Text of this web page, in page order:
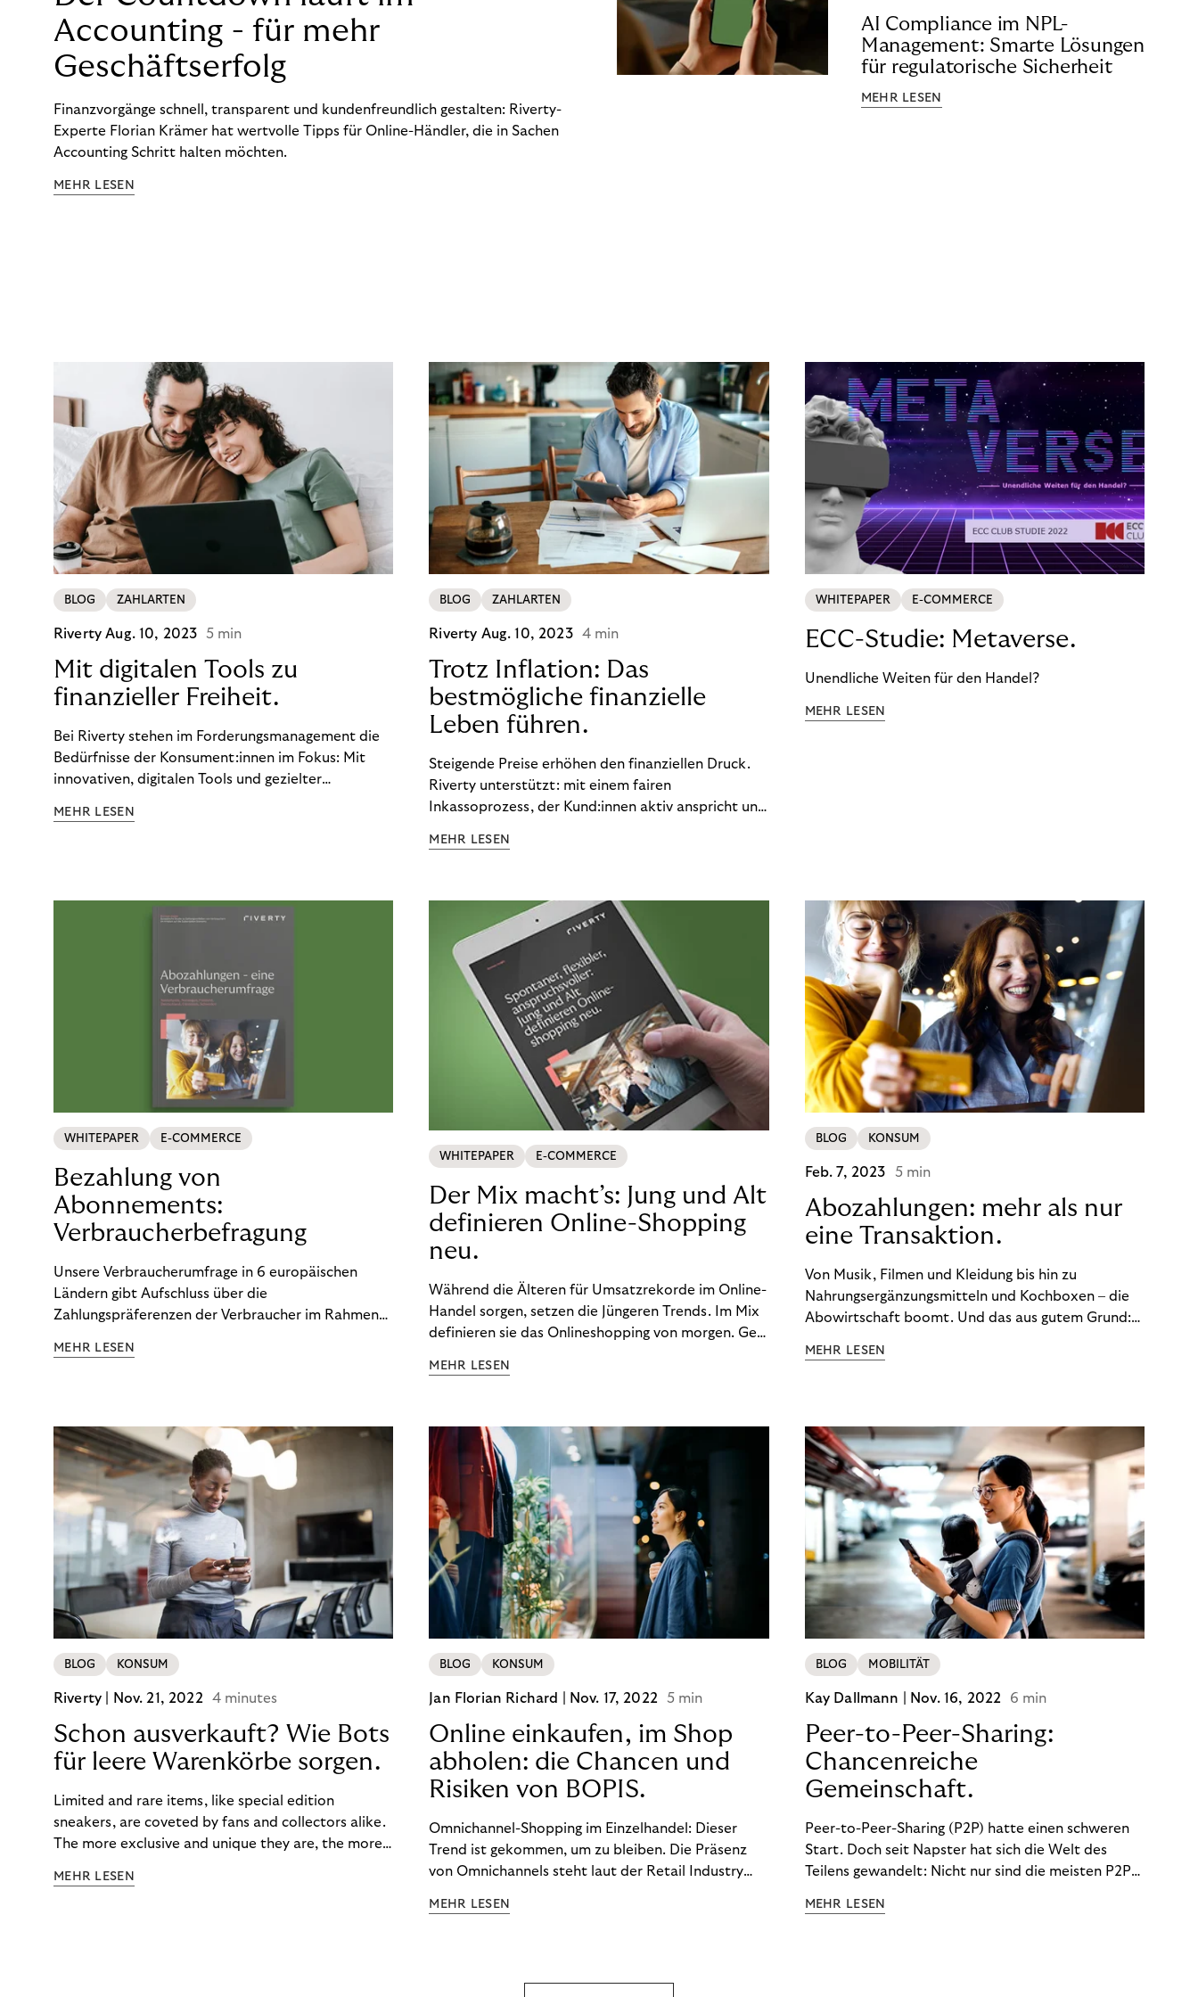
Accounting - für mehr
Geschäftserfolg
Finanzvorgänge schnell, transparent und kundenfreundlich gestalten: Riverty-
Experte Florian Krämer hat wertvolle Tipps für Online-Händler, die in Sachen
Accounting Schritt halten möchten.
MEHR LESEN
AI Compliance im NPL-
Management: Smarte Lösungen
für regulatorische Sicherheit
MEHR LESEN
BLOG ZAHLARTEN
RivertyAug. 10, 2023 5 min
Mit digitalen Tools zu
finanzieller Freiheit.
Bei Riverty stehen im Forderungsmanagement die
Bedürfnisse der Konsument:innen im Fokus: Mit
innovativen, digitalen Tools und gezielter
ein Leben in finanzieller Freiheit zu führen. So
MEHR LESEN
BLOG ZAHLARTEN
Riverty Aug. 10, 2023 4 min
Trotz Inflation: Das
bestmögliche finanzielle
Leben führen.
Steigende Preise erhöhen den finanziellen Druck.
Riverty unterstützt: mit einem fairen
Inkassoprozess, der Kund:innen aktiv anspricht und
Finanzbildung ermöglicht. So bleiben Menschen
Unternehmen.
MEHR LESEN
WHITEPAPER E-COMMERCE
ECC-Studie: Metaverse.
Unendliche Weiten für den Handel?
MEHR LESEN
WHITEPAPER E-COMMERCE
Bezahlung von
Abonnements:
Verbraucherbefragung
Unsere Verbraucherumfrage in 6 europäischen
Ländern gibt Aufschluss über die
Zahlungspräferenzen der Verbraucher im Rahmen
Ergebnisse, um zu erfahren, wie Sie
MEHR LESEN
WHITEPAPER E-COMMERCE
Der Mix macht’s: Jung und Alt
definieren Online-Shopping
neu.
Während die Älteren für Umsatzrekorde im Online-
Handel sorgen, setzen die Jüngeren Trends. Im Mix
definieren sie das Onlineshopping von morgen. Gen
gemeinsame Leidenschaft - allerdings
angeschaut.
MEHR LESEN
BLOG KONSUM
Feb. 7, 2023 5 min
Abozahlungen: mehr als nur
eine Transaktion.
Von Musik, Filmen und Kleidung bis hin zu
Nahrungsergänzungsmitteln und Kochboxen – die
Abowirtschaft boomt. Und das aus gutem Grund:
wünschen. Sie ermöglichen es uns, Produkte und
das Potenzial von Abonnements schon für sich
entdeckt. Und das neue Geschäftsmodell rentiert
sich. Doch was genau können Sie tun, um
Abozahlungen für Ihren Erfolg zu nutzen?
MEHR LESEN
BLOG KONSUM
Riverty | Nov. 21, 2022 4 minutes
Schon ausverkauft? Wie Bots
für leere Warenkörbe sorgen.
Limited and rare items, like special edition
sneakers, are coveted by fans and collectors alike.
The more exclusive and unique they are, the more
industry uses artificial scarcity, also known as a
MEHR LESEN
BLOG KONSUM
Jan Florian Richard | Nov. 17, 2022 5 min
Online einkaufen, im Shop
abholen: die Chancen und
Risiken von BOPIS.
Omnichannel-Shopping im Einzelhandel: Dieser
Trend ist gekommen, um zu bleiben. Die Präsenz
von Omnichannels steht laut der Retail Industry
nicht mehr verzichtet werden kann. Ein fester
MEHR LESEN
BLOG MOBILITÄT
Kay Dallmann | Nov. 16, 2022 6 min
Peer-to-Peer-Sharing:
Chancenreiche
Gemeinschaft.
Peer-to-Peer-Sharing (P2P) hatte einen schweren
Start. Doch seit Napster hat sich die Welt des
Teilens gewandelt: Nicht nur sind die meisten P2P-
wird, hat sich geändert. Das bietet Unternehmen
MEHR LESEN